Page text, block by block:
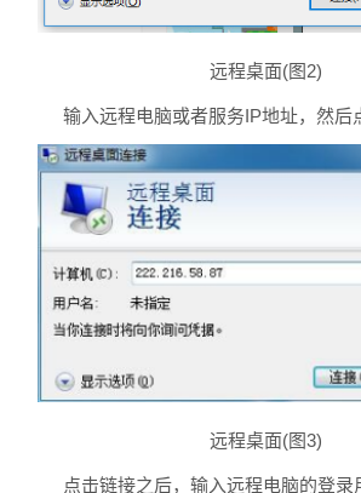
远程桌面(图2)
输入远程电脑或者服务IP地址，然后
远程桌面(图3)
点击链接之后，输入远程电脑的登录